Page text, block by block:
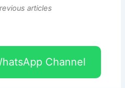
articles
Channel